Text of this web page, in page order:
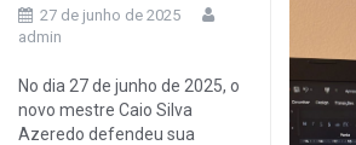
27 de junho de 2025
admin
No dia 27 de junho de 2025, o
novo mestre Caio Silva
Azeredo defendeu sua